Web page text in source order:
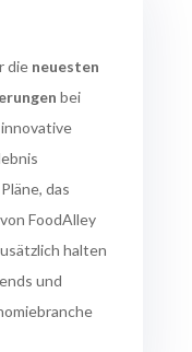
die neuesten
bei
das
FoodAlley
halten
und